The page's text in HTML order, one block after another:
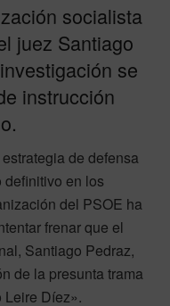
socialista
juez Santiago
se
instrucción
de defensa
en los
del PSOE ha
frenar que el
Santiago Pedraz,
de la presunta trama
Leire Díez».